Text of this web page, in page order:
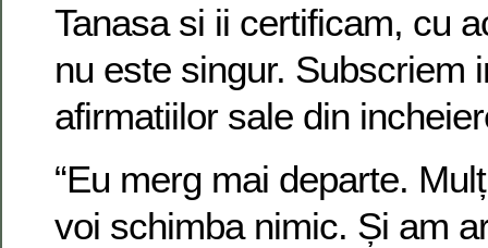
Tanasa si ii certificam, cu
nu este singur. Subscriem
afirmatiilor sale din
“Eu merg mai departe.
voi schimba nimic. Și am